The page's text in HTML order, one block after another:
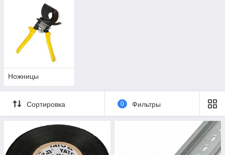
Ножницы
Сортировка 0 Фильтры